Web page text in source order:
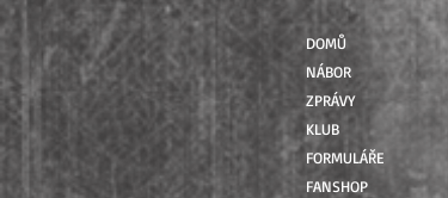
Přebory ČR
DOMŮ
NÁBOR
ZPRÁVY
KLUB
FORMULÁŘE
FANSHOP